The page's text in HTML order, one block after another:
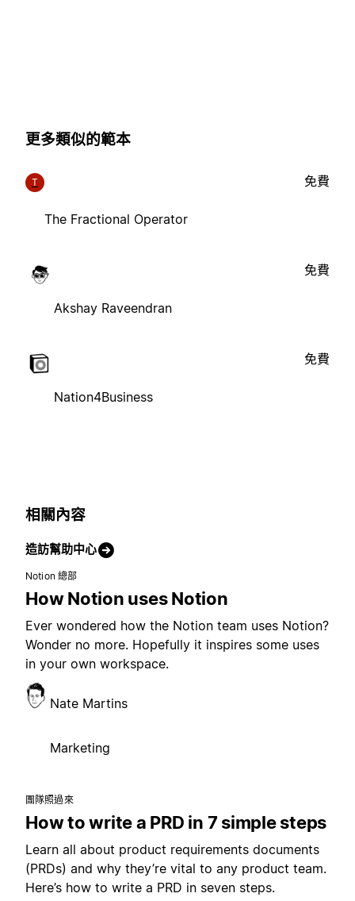
更多類似的範本
T
The Fractional Operator
免費
Akshay Raveendran
免費
Nation4Business
免費
相關內容
造訪幫助中心
Notion 總部
How Notion uses Notion
Ever wondered how the Notion team uses Notion?
Wonder no more. Hopefully it inspires some uses
in your own workspace.
Nate Martins
Marketing
團隊照過來
How to write a PRD in 7 simple steps
Learn all about product requirements documents
(PRDs) and why they’re vital to any product team.
Here’s how to write a PRD in seven steps.